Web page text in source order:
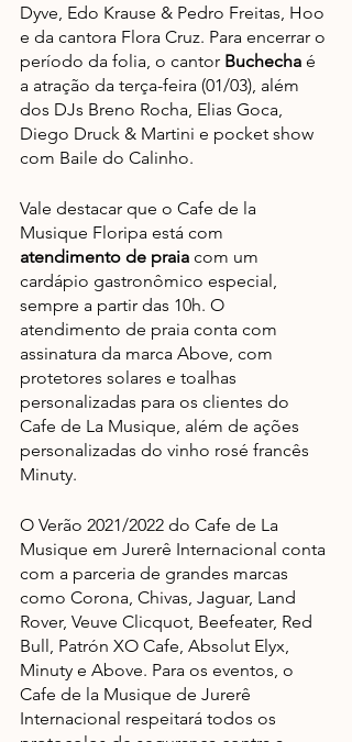
Dyve, Edo Krause & Pedro Freitas, Hoo
e da cantora Flora Cruz. Para encerrar o
período da folia, o cantor Buchecha é
a atração da terça-feira (01/03), além
dos DJs Breno Rocha, Elias Goca,
Diego Druck & Martini e pocket show
com Baile do Calinho.
Vale destacar que o Cafe de la
Musique Floripa está com
atendimento de praia com um
cardápio gastronômico especial,
sempre a partir das 10h. O
atendimento de praia conta com
assinatura da marca Above, com
protetores solares e toalhas
personalizadas para os clientes do
Cafe de La Musique, além de ações
personalizadas do vinho rosé francês
Minuty.
O Verão 2021/2022 do Cafe de La
Musique em Jurerê Internacional conta
com a parceria de grandes marcas
como Corona, Chivas, Jaguar, Land
Rover, Veuve Clicquot, Beefeater, Red
Bull, Patrón XO Cafe, Absolut Elyx,
Minuty e Above. Para os eventos, o
Cafe de la Musique de Jurerê
Internacional respeitará todos os